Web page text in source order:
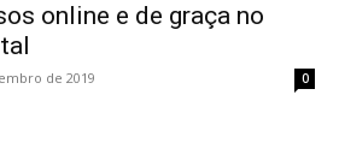
online e de graça no
de 2019 0